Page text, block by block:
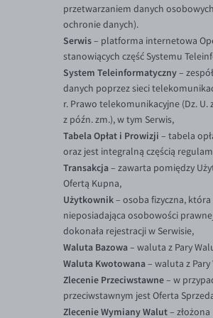
przetwarzaniem danych
ochronie danych).
Serwis– platforma internetowa
stanowiących część Systemu
System Teleinformatyczny–
danych poprzez sieci
r. Prawo telekomunikacyjne (Dz. U.
z późn. zm.), w tym Serwis,
Tabela Opłat i Prowizji – tabela
oraz jest integralną częścią
Transakcja– zawarta pomiędzy
Ofertą Kupna,
Użytkownik– osoba fizyczna,
nieposiadająca osobowości
dokonała rejestracji w Serwisie,
Waluta Bazowa– waluta z Pary
Waluta Kwotowana– waluta z
Zlecenie Przeciwstawne– w
przeciwstawnym jest Oferta
Zlecenie Wymiany Walut–